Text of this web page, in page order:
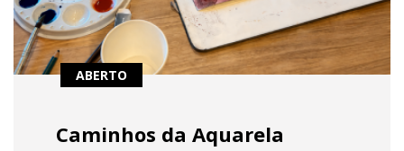
ABERTO
Caminhos da Aquarela